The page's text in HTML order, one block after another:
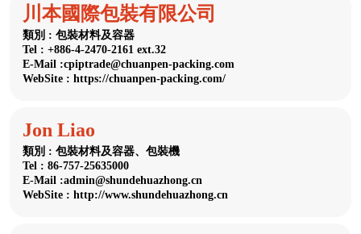
川本國際包裝有限公司
類別 : 包裝材料及容器
Tel : +886-4-2470-2161 ext.32
E-Mail :cpiptrade@chuanpen-packing.com
WebSite : https://chuanpen-packing.com/
Jon Liao
類別 : 包裝材料及容器、包裝機
Tel : 86-757-25635000
E-Mail :admin@shundehuazhong.cn
WebSite : http://www.shundehuazhong.cn